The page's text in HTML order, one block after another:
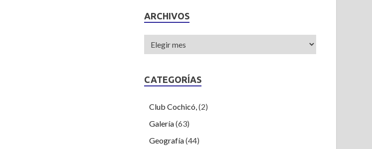
ARCHIVOS
CATEGORÍAS
Club Cochicó,(2)
Galería(63)
Geografía(44)